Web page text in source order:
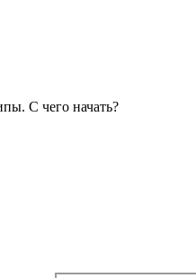
С чего начать?